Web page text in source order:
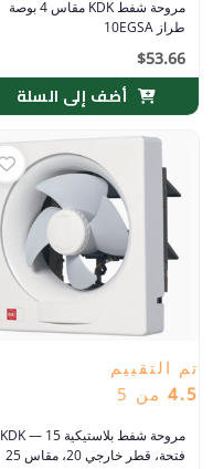
مروحة شفط KDK مقاس 4 بوصة
طراز 10EGSA
$53.66
أضف إلى السلة
تم التقييم
4.5 من 5
مروحة شفط بلاستيكية KDK — 15
فتحة، قطر خارجي 20، مقاس 25